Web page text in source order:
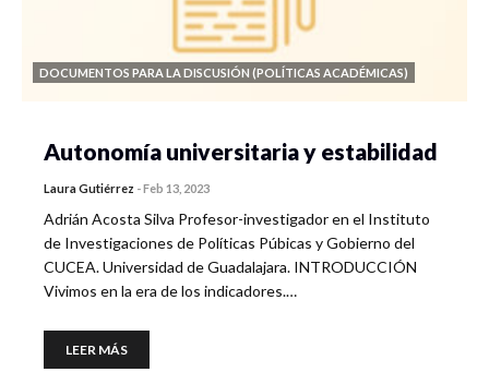
DOCUMENTOS PARA LA DISCUSIÓN (POLÍTICAS ACADÉMICAS)
Autonomía universitaria y estabilidad
Laura Gutiérrez -Feb 13, 2023
Adrián Acosta Silva Profesor-investigador en el Instituto
de Investigaciones de Políticas Púbicas y Gobierno del
CUCEA. Universidad de Guadalajara. INTRODUCCIÓN
Vivimos en la era de los indicadores.…
LEER MÁS